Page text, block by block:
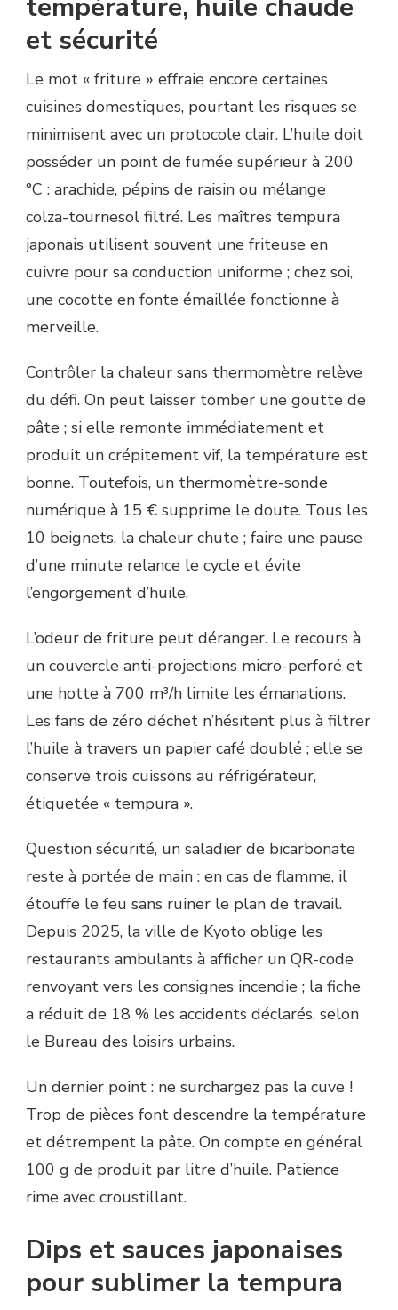
température, huile chaude
et sécurité
Le mot « friture » effraie encore certaines
cuisines domestiques, pourtant les risques se
minimisent avec un protocole clair. L’huile doit
posséder un point de fumée supérieur à 200
°C : arachide, pépins de raisin ou mélange
colza-tournesol filtré. Les maîtres tempura
japonais utilisent souvent une friteuse en
cuivre pour sa conduction uniforme ; chez soi,
une cocotte en fonte émaillée fonctionne à
merveille.
Contrôler la chaleur sans thermomètre relève
du défi. On peut laisser tomber une goutte de
pâte ; si elle remonte immédiatement et
produit un crépitement vif, la température est
bonne. Toutefois, un thermomètre-sonde
numérique à 15 € supprime le doute. Tous les
10 beignets, la chaleur chute ; faire une pause
d’une minute relance le cycle et évite
l’engorgement d’huile.
L’odeur de friture peut déranger. Le recours à
un couvercle anti-projections micro-perforé et
une hotte à 700 m³/h limite les émanations.
Les fans de zéro déchet n’hésitent plus à filtrer
l’huile à travers un papier café doublé ; elle se
conserve trois cuissons au réfrigérateur,
étiquetée « tempura ».
Question sécurité, un saladier de bicarbonate
reste à portée de main : en cas de flamme, il
étouffe le feu sans ruiner le plan de travail.
Depuis 2025, la ville de Kyoto oblige les
restaurants ambulants à afficher un QR-code
renvoyant vers les consignes incendie ; la fiche
a réduit de 18 % les accidents déclarés, selon
le Bureau des loisirs urbains.
Un dernier point : ne surchargez pas la cuve !
Trop de pièces font descendre la température
et détrempent la pâte. On compte en général
100 g de produit par litre d’huile. Patience
rime avec croustillant.
Dips et sauces japonaises
pour sublimer la tempura